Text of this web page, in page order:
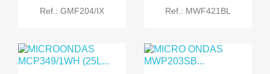
Ref.: GMF204/IX Ref.: MWF421BL